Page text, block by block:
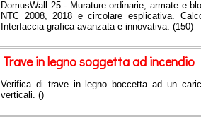
DomusWall 25 - Murature ordinarie, armate e
NTC 2008, 2018 e circolare esplicativa.
Interfaccia grafica avanzata e innovativa. (150)
Trave in legno soggetta ad incendio
Verifica di trave in legno boccetta ad un
verticali. ()